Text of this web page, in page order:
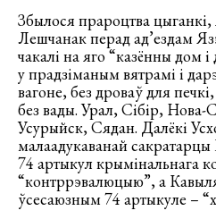
Збылося прароцтва цыганкі,
Лешчанак перад ад’ездам
чакалі на яго “казённы дом
у прадзіманым вятрамі і
вагоне, без дроваў для
без вады. Урал, Сібір, Нова-
Усурыйск, Сядан. Далёкі
малаадукаванай
74 артыкул крымінальнага
“контррэвалюцыю”, а
ўсесаюзным 74 артыкуле –